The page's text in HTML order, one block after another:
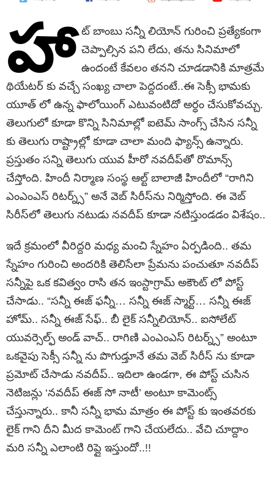
హా ట్ బాంబు సన్నీ లియోన్ గురించి ప్రత్యేకంగా
చెప్పాల్సిన పని లేదు, తను సినిమాలో
ఉందంటే కేవలం తనని చూడడానికి మాత్రమే
థియేటర్ కు వచ్చే సంఖ్య చాలా పెద్దదంటే..ఈ సెక్సీ భామకు
యూత్ లో ఉన్న ఫాలోయింగ్ ఎటువంటిదో అర్ధం చేసుకోవచ్చు.
తెలుగులో కూడా కొన్ని సినిమాల్లో ఐటెమ్ సాంగ్స్ చేసిన సన్నీ
కు తెలుగు రాష్ట్రాల్లో కూడా చాలా మంది ఫ్యాన్స్ ఉన్నారు.
ప్రస్తుతం సన్ని తెలుగు యువ హీరో నవదీప్‌తో రొమాన్స్
చేస్తోంది. హిందీ నిర్మాణ సంస్థ ఆల్ట్ బాలాజీ హిందీలో “రాగిని
ఎంఎంఎస్ రిటర్న్స్” అనే వెబ్ సిరీస్‌ను నిర్మిస్తోంది. ఈ వెబ్
సిరీస్‌లో తెలుగు నటుడు నవదీప్ కూడా నటిస్తుండడం విశేషం..
ఇదే క్రమంలో వీరిద్దరి మధ్య మంచి స్నేహం ఏర్పడింది.. తమ
స్నేహం గురించి అందరికి తెలిసేలా ప్రేమను పంచుతూ నవదీప్
సన్నీపై ఒక కవిత్వం రాసి తన ఇంస్టాగ్రామ్ అకౌంట్ లో పోస్ట్
చేసాడు.. “సన్నీ ఈజ్ ఫన్నీ… సన్నీ ఈజ్ స్మార్ట్… సన్నీ ఈజ్
హోమ్.. సన్నీ ఈజ్ సేఫ్.. బీ లైక్ సన్నీలియోన్.. ఐసోలేట్
యువర్సెల్ఫ్ అండ్ వాచ్.. రాగిణి ఎంఎంఎస్ రిటర్న్స్” అంటూ
ఒకవైపు సెక్సీ సన్నీ ను పొగుడ్తూనే తమ వెబ్ సిరీస్ ను కూడా
ప్రమోట్ చేసాడు నవదీప్.. ఇదిలా ఉండగా, ఈ పోస్ట్ చుసిన
నెటిజన్లు ‘నవదీప్ ఈజ్ సో నాటీ’ అంటూ కామెంట్స్
చేస్తున్నారు.. కానీ సన్నీ భామ మాత్రం ఈ పోస్ట్ కు ఇంతవరకు
లైక్ గాని దీని మీద కామెంట్ గాని చేయలేదు.. వేచి చూద్దాం
మరి సన్నీ ఎలాంటి రిప్లై ఇస్తుందో..!!